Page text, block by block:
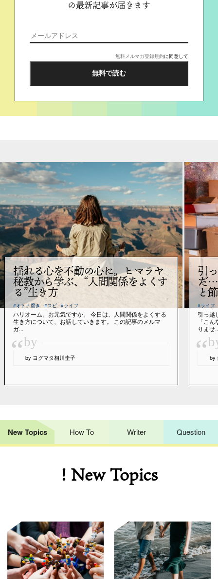
の最新記事が届きます
無料メルマガ登録規約に同意して
揺れる心を不動の心に。ヒマラヤ
秘教から学ぶ、“人間関係をよくす
る”生き方
#オトナ磨き #スピ #ライフ
ハリオーム。お元気ですか。 今日は、人間関係をよくする
生き方について、お話していきます。 この記事のメルマ
ガ...
“by
by ヨグマタ相川圭子
引
だ…
と
#ライフ
引っ越
「こ
りませ
“ by
New Topics How To Writer Question
! New Topics